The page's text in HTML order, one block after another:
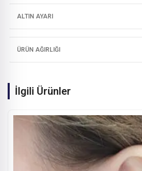
ALTIN AYARI
ÜRÜN AĞIRLIĞI
İlgili Ürünler